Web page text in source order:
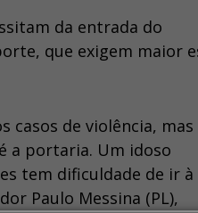
da entrada do
que exigem maior
casos de violência, mas
a portaria. Um idoso
tem dificuldade de ir à
Paulo Messina (PL),